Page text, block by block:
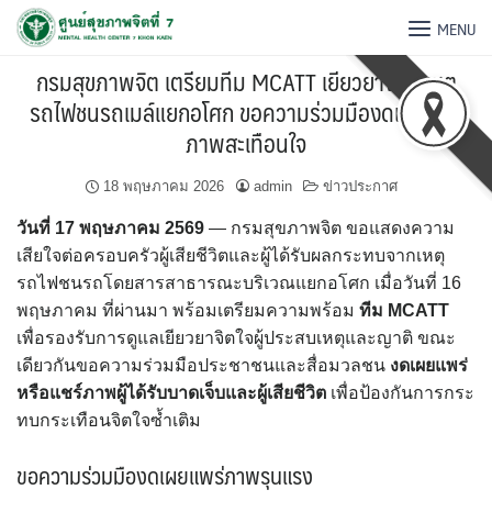
MENU
กรมสุขภาพจิต เตรียมทีม MCATT เยียวยาจิตใจเหตุ
รถไฟชนรถเมล์แยกอโศก ขอความร่วมมืองดเผยแพร่
ภาพสะเทือนใจ
18 พฤษภาคม 2026 admin ข่าวประกาศ
วันที่ 17 พฤษภาคม 2569 — กรมสุขภาพจิต ขอแสดงความ
เสียใจต่อครอบครัวผู้เสียชีวิตและผู้ได้รับผลกระทบจากเหตุ
รถไฟชนรถโดยสารสาธารณะบริเวณแยกอโศก เมื่อวันที่ 16
พฤษภาคม ที่ผ่านมา พร้อมเตรียมความพร้อม ทีม MCATT
เพื่อรองรับการดูแลเยียวยาจิตใจผู้ประสบเหตุและญาติ ขณะ
เดียวกันขอความร่วมมือประชาชนและสื่อมวลชน งดเผยแพร่
หรือแชร์ภาพผู้ได้รับบาดเจ็บและผู้เสียชีวิต เพื่อป้องกันการกระ
ทบกระเทือนจิตใจซ้ำเติม
ขอความร่วมมืองดเผยแพร่ภาพรุนแรง